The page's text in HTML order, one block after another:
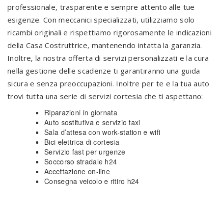
professionale, trasparente e sempre attento alle tue
esigenze. Con meccanici specializzati, utilizziamo solo
ricambi originali e rispettiamo rigorosamente le indicazioni
della Casa Costruttrice, mantenendo intatta la garanzia.
Inoltre, la nostra offerta di servizi personalizzati e la cura
nella gestione delle scadenze ti garantiranno una guida
sicura e senza preoccupazioni. Inoltre per te e la tua auto
trovi tutta una serie di servizi cortesia che ti aspettano:
Riparazioni in giornata
Auto sostitutiva e servizio taxi
Sala d’attesa con work-station e wifi
Bici elettrica di cortesia
Servizio fast per urgenze
Soccorso stradale h24
Accettazione on-line
Consegna veicolo e ritiro h24